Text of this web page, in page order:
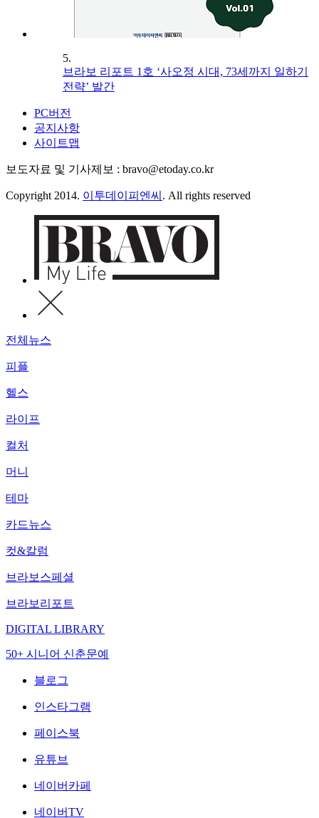
5.
브라보 리포트 1호 ‘사오정 시대, 73세까지 일하기
전략’ 발간
PC버전
공지사항
사이트맵
보도자료 및 기사제보 : bravo@etoday.co.kr
Copyright 2014. 이투데이피엔씨 . All rights reserved
전체뉴스
피플
헬스
라이프
컬처
머니
테마
카드뉴스
컷&칼럼
브라보스페셜
브라보리포트
DIGITAL LIBRARY
50+ 시니어 신춘문예
블로그
인스타그램
페이스북
유튜브
네이버카페
네이버TV